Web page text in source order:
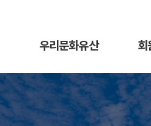
우리문화유산 회